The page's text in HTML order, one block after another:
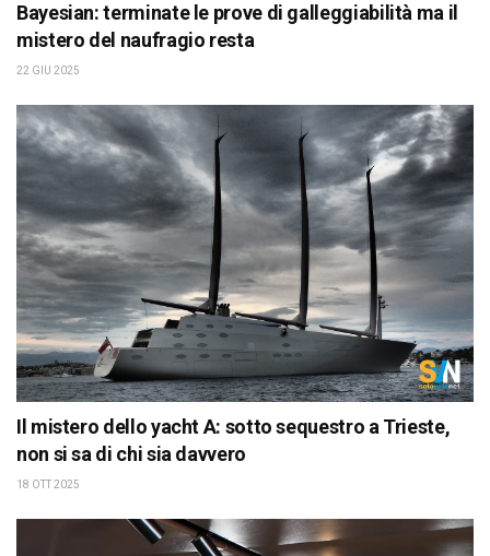
Bayesian: terminate le prove di galleggiabilità ma il
mistero del naufragio resta
22 GIU 2025
Il mistero dello yacht A: sotto sequestro a Trieste,
non si sa di chi sia davvero
18 OTT 2025